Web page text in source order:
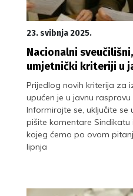
23. svibnja 2025.
Nacionalni
umjetnički kriteriji u
Prijedlog novih kriterija za
upućen je u javnu
Informirajte se, uključite se
pišite komentare
kojeg ćemo po ovom
lipnja